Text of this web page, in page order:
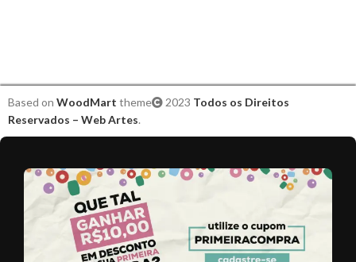
Based on WoodMart theme 2023 Todos os Direitos
Reservados – Web Artes.